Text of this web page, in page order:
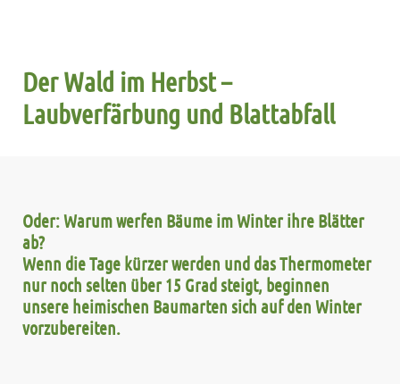
Der Wald im Herbst –
Laubverfärbung und Blattabfall
Oder: Warum werfen Bäume im Winter ihre Blätter
ab?
Wenn die Tage kürzer werden und das Thermometer
nur noch selten über 15 Grad steigt, beginnen
unsere heimischen Baumarten sich auf den Winter
vorzubereiten.